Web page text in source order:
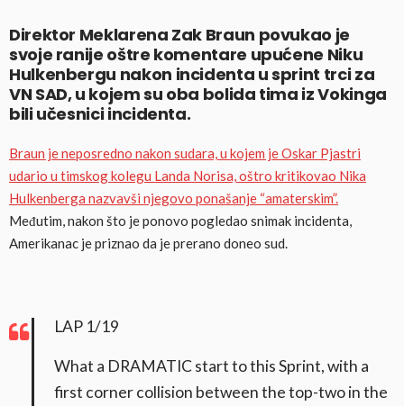
Direktor Meklarena Zak Braun povukao je
svoje ranije oštre komentare upućene Niku
Hulkenbergu nakon incidenta u sprint trci za
VN SAD, u kojem su oba bolida tima iz Vokinga
bili učesnici incidenta.
Braun je neposredno nakon sudara, u kojem je Oskar Pjastri
udario u timskog kolegu Landa Norisa, oštro kritikovao Nika
Hulkenberga nazvavši njegovo ponašanje “amaterskim”.
Međutim, nakon što je ponovo pogledao snimak incidenta,
Amerikanac je priznao da je prerano doneo sud.
LAP 1/19
What a DRAMATIC start to this Sprint, with a
first corner collision between the top-two in the